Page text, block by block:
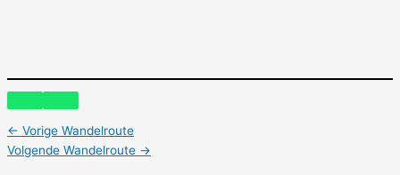
← Vorige Wandelroute
Volgende Wandelroute →